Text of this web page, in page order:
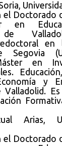
el Doctorado
en
de
en
Segovia
en
y
Valladolid.
Arias,
el Doctorado